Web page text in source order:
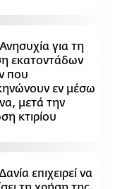
για τη
εκατοντάδων
που
εν μέσω
μετά την
κτιρίου
επιχειρεί να